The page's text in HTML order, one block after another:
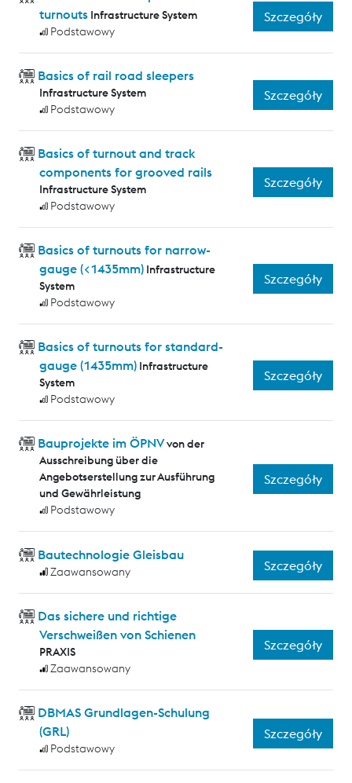
turnouts Infrastructure System
Podstawowy
Szczegóły
Basics of rail road sleepers
Infrastructure System
Podstawowy
Szczegóły
Basics of turnout and track
components for grooved rails
Infrastructure System
Podstawowy
Szczegóły
Basics of turnouts for narrow-
gauge (<1435mm) Infrastructure
System
Podstawowy
Szczegóły
Basics of turnouts for standard-
gauge (1435mm) Infrastructure
System
Podstawowy
Szczegóły
Bauprojekte im ÖPNVvon der
Ausschreibung über die
Angebotserstellung zur Ausführung
und Gewährleistung
Podstawowy
Szczegóły
Bautechnologie Gleisbau
Zaawansowany Szczegóły
Das sichere und richtige
Verschweißen von Schienen
PRAXIS
Zaawansowany
Szczegóły
DBMAS Grundlagen-Schulung
(GRL)
Podstawowy
Szczegóły